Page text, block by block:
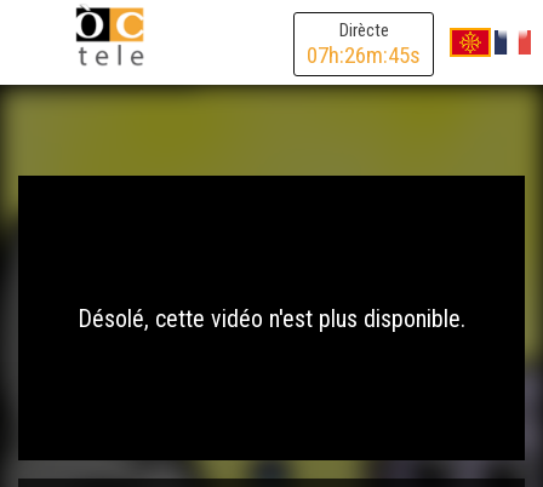
Dirècte
07h:26m:45s
Désolé, cette vidéo n'est plus disponible.